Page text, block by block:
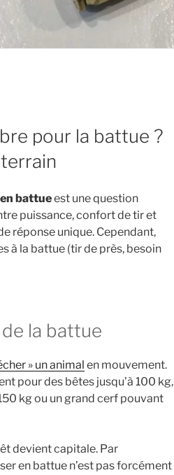
pour la battue ?
battueest une question
puissance, confort de tir et
réponse unique. Cependant,
à la battue (tir de près, besoin
la battue
» un animal en mouvement.
pour des bêtes jusqu’à 100 kg,
kg ou un grand cerf pouvant
devient capitale. Par
en battue n’est pas forcément